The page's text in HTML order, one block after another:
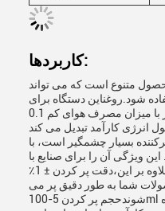
کاربردها:
متنوع است که می تواند
شود.روغناین دستگاه برای
کار با میزان مصرف هوای کم 0.1m3/min طراحی شده است، که
بسیار چشمگیر است، با
دقیقه. این ویژگی آن را برای صنایع با
نرخ تولید بالا ایده آل می کند. علاوه بر این،دقت پر کردن ± 1٪
شما به طور دقیق پر می
شوندحجم پر کردن 5-100ml باعث می شود که این یک دستگاه